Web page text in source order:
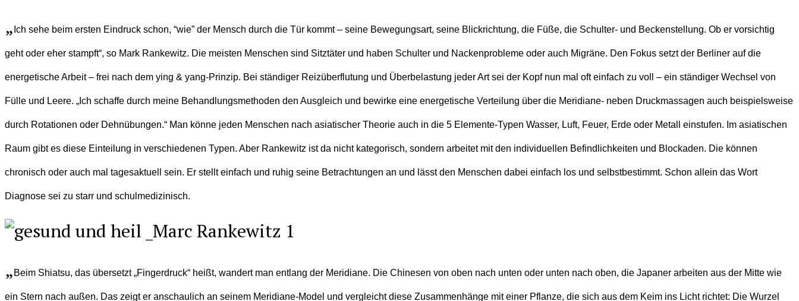
„ Ich sehe beim ersten Eindruck schon, “wie” der Mensch durch die Tür kommt – seine Bewegungsart, seine Blickrichtung, die Füße, die Schulter- und Beckenstellung. Ob er vorsichtig
geht oder eher stampft“, so Mark Rankewitz. Die meisten Menschen sind Sitztäter und haben Schulter und Nackenprobleme oder auch Migräne. Den Fokus setzt der Berliner auf die
energetische Arbeit – frei nach dem ying & yang-Prinzip. Bei ständiger Reizüberflutung und Überbelastung jeder Art sei der Kopf nun mal oft einfach zu voll – ein ständiger Wechsel von
Fülle und Leere. „Ich schaffe durch meine Behandlungsmethoden den Ausgleich und bewirke eine energetische Verteilung über die Meridiane- neben Druckmassagen auch beispielsweise
durch Rotationen oder Dehnübungen.“ Man könne jeden Menschen nach asiatischer Theorie auch in die 5 Elemente-Typen Wasser, Luft, Feuer, Erde oder Metall einstufen. Im asiatischen
Raum gibt es diese Einteilung in verschiedenen Typen. Aber Rankewitz ist da nicht kategorisch, sondern arbeitet mit den individuellen Befindlichkeiten und Blockaden. Die können
chronisch oder auch mal tagesaktuell sein. Er stellt einfach und ruhig seine Betrachtungen an und lässt den Menschen dabei einfach los und selbstbestimmt. Schon allein das Wort
Diagnose sei zu starr und schulmedizinisch.
„ Beim Shiatsu, das übersetzt „Fingerdruck“ heißt, wandert man entlang der Meridiane. Die Chinesen von oben nach unten oder unten nach oben, die Japaner arbeiten aus der Mitte wie
ein Stern nach außen. Das zeigt er anschaulich an seinem Meridiane-Model und vergleicht diese Zusammenhänge mit einer Pflanze, die sich aus dem Keim ins Licht richtet: Die Wurzel